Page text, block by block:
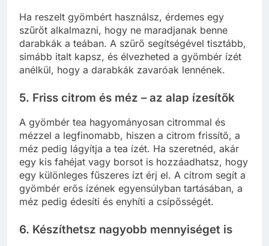
Ha reszelt gyömbért használsz, érdemes egy
szűrőt alkalmazni, hogy ne maradjanak benne
darabkák a teában. A szűrő segítségével tisztább,
simább italt kapsz, és élvezheted a gyömbér ízét
anélkül, hogy a darabkák zavaróak lennének.
5. Friss citrom és méz – az alap ízesítők
A gyömbér tea hagyományosan citrommal és
mézzel a legfinomabb, hiszen a citrom frissítő, a
méz pedig lágyítja a tea ízét. Ha szeretnéd, akár
egy kis fahéjat vagy borsot is hozzáadhatsz, hogy
egy különleges fűszeres ízt érj el. A citrom segít a
gyömbér erős ízének egyensúlyban tartásában, a
méz pedig édesíti és enyhíti a csípősségét.
6. Készíthetsz nagyobb mennyiséget is